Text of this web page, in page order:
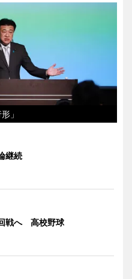
」
継続
戦へ 高校野球